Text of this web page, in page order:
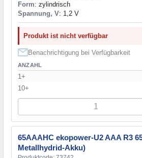
Form: zylindrisch
Spannung, V: 1,2 V
Produkt ist nicht verfügbar
Benachrichtigung bei Verfügbarkeit
ANZAHL
1+
10+
65AAAHC ekopower-U2 AAA R3
Metallhydrid-Akku)